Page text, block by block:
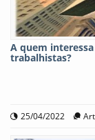
A quem
trabalhistas?
25/04/2022